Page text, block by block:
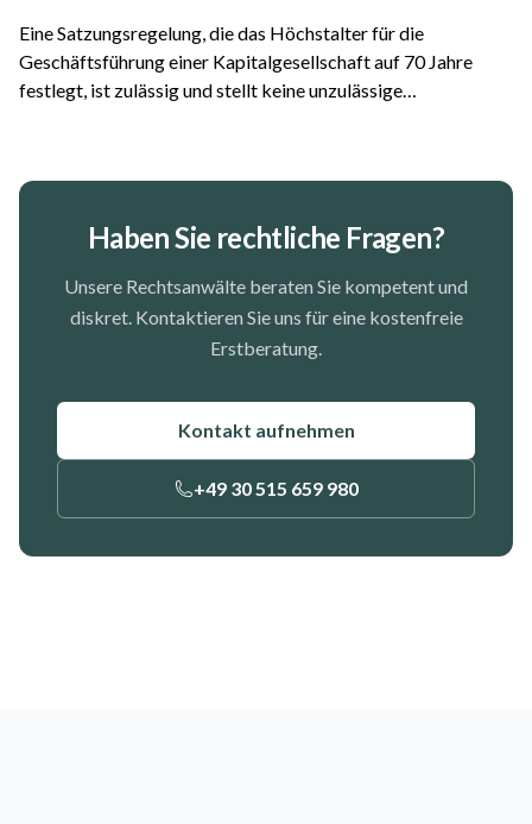
Eine Satzungsregelung, die das Höchstalter für die
Geschäftsführung einer Kapitalgesellschaft auf 70 Jahre
festlegt, ist zulässig und stellt keine unzulässige
Haben Sie rechtliche Fragen?
Unsere Rechtsanwälte beraten Sie kompetent und
diskret. Kontaktieren Sie uns für eine kostenfreie
Erstberatung.
Kontakt aufnehmen
+49 30 515 659 980